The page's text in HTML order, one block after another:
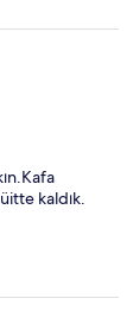
kaldık.